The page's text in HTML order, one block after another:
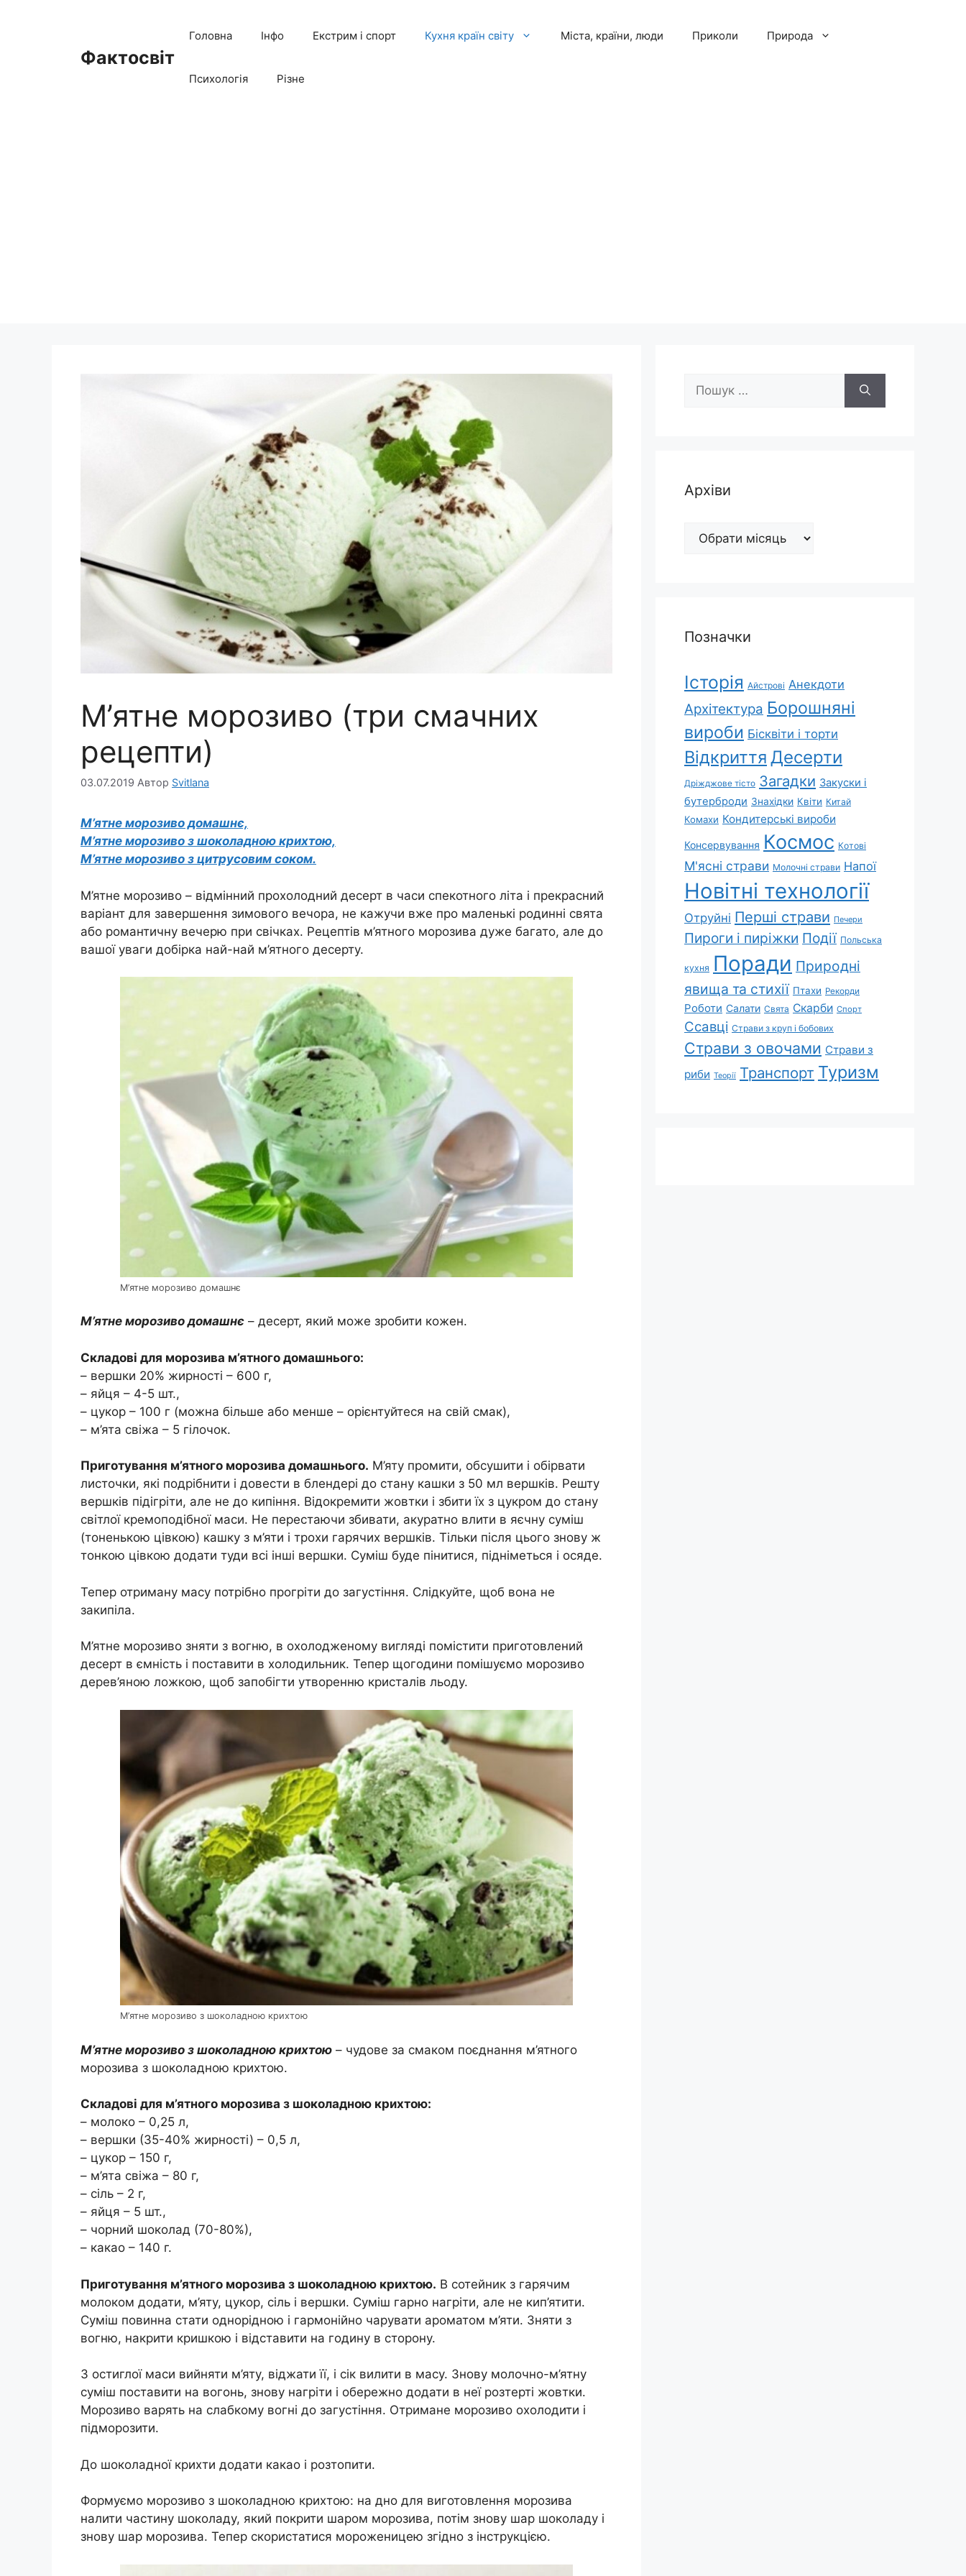
Фактосвіт
Головна Інфо Екстрим і спорт Кухня країн світу Міста, країни, люди Приколи Природа
Психологія Різне
М’ятне морозиво (три смачних
рецепти)
03.07.2019 Автор Svitlana
М’ятне морозиво домашнє,
М’ятне морозиво з шоколадною крихтою,
М’ятне морозиво з цитрусовим соком.
М’ятне морозиво – відмінний прохолодний десерт в часи спекотного літа і прекрасний
варіант для завершення зимового вечора, не кажучи вже про маленькі родинні свята
або романтичну вечерю при свічках. Рецептів м’ятного морозива дуже багато, але до
вашої уваги добірка най-най м’ятного десерту.
М’ятне морозиво домашнє
М’ятне морозиво домашнє – десерт, який може зробити кожен.
Складові для морозива м’ятного домашнього:
– вершки 20% жирності – 600 г,
– яйця – 4-5 шт.,
– цукор – 100 г (можна більше або менше – орієнтуйтеся на свій смак),
– м’ята свіжа – 5 гілочок.
Приготування м’ятного морозива домашнього. М’яту промити, обсушити і обірвати
листочки, які подрібнити і довести в блендері до стану кашки з 50 мл вершків. Решту
вершків підігріти, але не до кипіння. Відокремити жовтки і збити їх з цукром до стану
світлої кремоподібної маси. Не перестаючи збивати, акуратно влити в яєчну суміш
(тоненькою цівкою) кашку з м’яти і трохи гарячих вершків. Тільки після цього знову ж
тонкою цівкою додати туди всі інші вершки. Суміш буде пінитися, підніметься і осяде.
Тепер отриману масу потрібно прогріти до загустіння. Слідкуйте, щоб вона не
закипіла.
М’ятне морозиво зняти з вогню, в охолодженому вигляді помістити приготовлений
десерт в ємність і поставити в холодильник. Тепер щогодини помішуємо морозиво
дерев’яною ложкою, щоб запобігти утворенню кристалів льоду.
М’ятне морозиво з шоколадною крихтою
М’ятне морозиво з шоколадною крихтою – чудове за смаком поєднання м’ятного
морозива з шоколадною крихтою.
Складові для м’ятного морозива з шоколадною крихтою:
– молоко – 0,25 л,
– вершки (35-40% жирності) – 0,5 л,
– цукор – 150 г,
– м’ята свіжа – 80 г,
– сіль – 2 г,
– яйця – 5 шт.,
– чорний шоколад (70-80%),
– какао – 140 г.
Приготування м’ятного морозива з шоколадною крихтою. В сотейник з гарячим
молоком додати, м’яту, цукор, сіль і вершки. Суміш гарно нагріти, але не кип’ятити.
Суміш повинна стати однорідною і гармонійно чарувати ароматом м’яти. Зняти з
вогню, накрити кришкою і відставити на годину в сторону.
З остиглої маси вийняти м’яту, віджати її, і сік вилити в масу. Знову молочно-м’ятну
суміш поставити на вогонь, знову нагріти і обережно додати в неї розтерті жовтки.
Морозиво варять на слабкому вогні до загустіння. Отримане морозиво охолодити і
підморозити.
До шоколадної крихти додати какао і розтопити.
Формуємо морозиво з шоколадною крихтою: на дно для виготовлення морозива
налити частину шоколаду, який покрити шаром морозива, потім знову шар шоколаду і
знову шар морозива. Тепер скористатися мороженицею згідно з інструкцією.
Пошук:
Архіви
Архіви
Позначки
Історія Айстрові Анекдоти
Архітектура Борошняні
вироби Бісквіти і торти
Відкриття Десерти
Дріжджове тісто Загадки Закуски і
бутерброди Знахідки Квіти Китай
Комахи Кондитерські вироби
Консервування Космос Котові
М'ясні страви Молочні страви Напої
Новітні технології
Отруйні Перші страви Печери
Пироги і пиріжки Події Польська
кухня Поради Природні
явища та стихії Птахи Рекорди
Роботи Салати Свята Скарби Спорт
Ссавці Страви з круп і бобових
Страви з овочами Страви з
риби Теорії Транспорт Туризм